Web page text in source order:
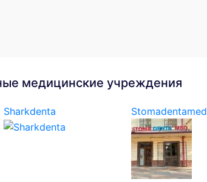
медицинские учреждения
Sharkdenta Stomadentamed